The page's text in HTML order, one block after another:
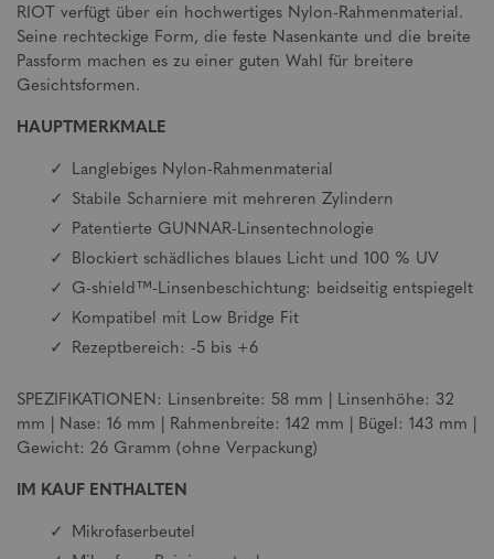
RIOT verfügt über ein hochwertiges Nylon-Rahmenmaterial.
Seine rechteckige Form, die feste Nasenkante und die breite
Passform machen es zu einer guten Wahl für breitere
Gesichtsformen.
HAUPTMERKMALE
Langlebiges Nylon-Rahmenmaterial
Stabile Scharniere mit mehreren Zylindern
Patentierte GUNNAR-Linsentechnologie
Blockiert schädliches blaues Licht und 100 % UV
G-shield™-Linsenbeschichtung: beidseitig entspiegelt
Kompatibel mit Low Bridge Fit
Rezeptbereich: -5 bis +6
SPEZIFIKATIONEN: Linsenbreite: 58 mm | Linsenhöhe: 32
mm | Nase: 16 mm | Rahmenbreite: 142 mm | Bügel: 143 mm |
Gewicht: 26 Gramm (ohne Verpackung)
IM KAUF ENTHALTEN
Mikrofaserbeutel